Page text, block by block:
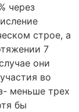
через
строе, а
7
они
во
меньше трех
бы